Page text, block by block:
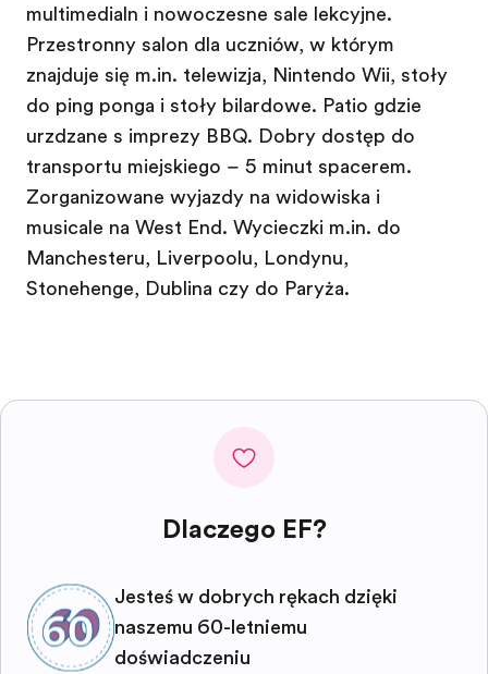
multimedialną i nowoczesne sale lekcyjne.
Przestronny salon dla uczniów, w którym
znajduje się m.in. telewizja, Nintendo Wii, stoły
do ping ponga i stoły bilardowe. Patio gdzie
urządzane są imprezy BBQ. Dobry dostęp do
transportu miejskiego – 5 minut spacerem.
Zorganizowane wyjazdy na widowiska i
musicale na West End. Wycieczki m.in. do
Manchesteru, Liverpoolu, Londynu,
Stonehenge, Dublina czy do Paryża.
Dlaczego EF?
Jesteś w dobrych rękach dzięki
naszemu 60-letniemu
doświadczeniu